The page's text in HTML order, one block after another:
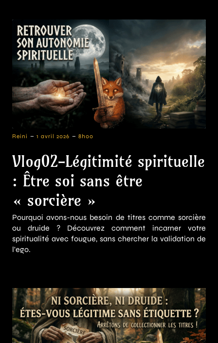
Reini - 1 avril 2026 - 8h00
Vlog02-Légitimité spirituelle
: Être soi sans être
« sorcière »
Pourquoi avons-nous besoin de titres comme sorcière
ou druide ? Découvrez comment incarner votre
spiritualité avec fougue, sans chercher la validation de
l'ego.